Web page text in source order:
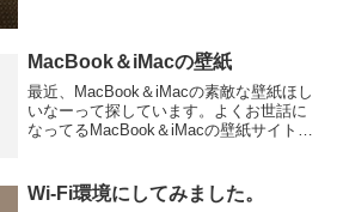
MacBook＆iMacの壁紙
最近、MacBook＆iMacの素敵な壁紙ほし
いなーって探しています。よくお世話に
なってるMacBook＆iMacの壁紙サイト。
*)！！！・・・って思うもの...
Wi-Fi環境にしてみました。